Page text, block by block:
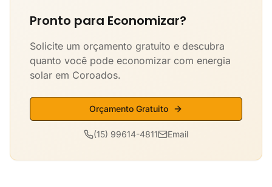
Pronto para Economizar?
Solicite um orçamento gratuito e descubra
quanto você pode economizar com energia
solar em Coroados.
Orçamento Gratuito
(15) 99614-4811 Email